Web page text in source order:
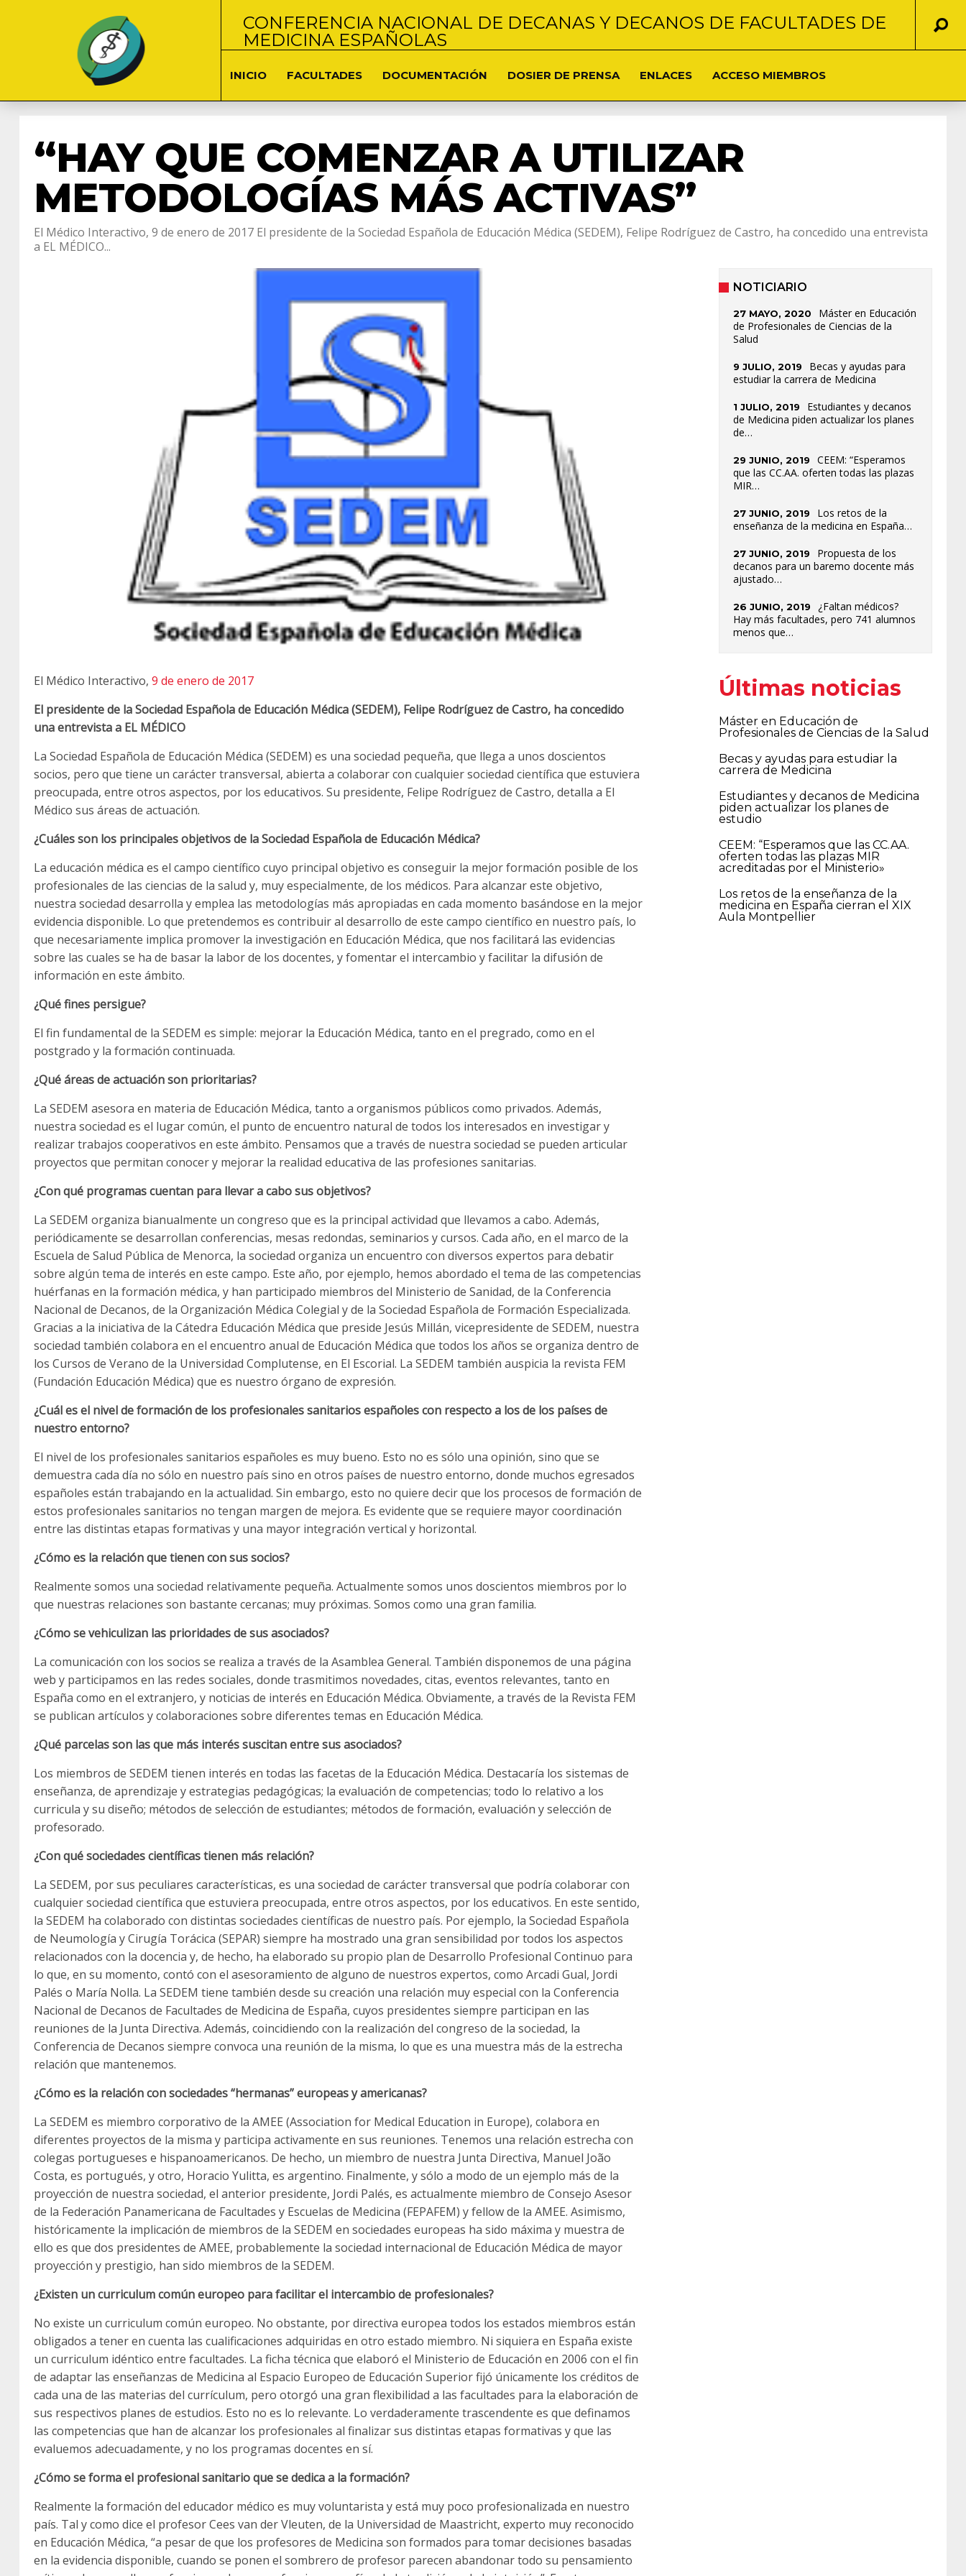
CONFERENCIA NACIONAL DE DECANAS Y DECANOS DE FACULTADES DE
MEDICINA ESPAÑOLAS
INICIO FACULTADES DOCUMENTACIÓN DOSIER DE PRENSA ENLACES ACCESO MIEMBROS
“HAY QUE COMENZAR A UTILIZAR
METODOLOGÍAS MÁS ACTIVAS”
El Médico Interactivo, 9 de enero de 2017 El presidente de la Sociedad Española de Educación Médica (SEDEM), Felipe Rodríguez de Castro, ha concedido una entrevista
a EL MÉDICO...
El Médico Interactivo, 9 de enero de 2017
El presidente de la Sociedad Española de Educación Médica (SEDEM), Felipe Rodríguez de Castro, ha concedido
una entrevista a EL MÉDICO
La Sociedad Española de Educación Médica (SEDEM) es una sociedad pequeña, que llega a unos doscientos
socios, pero que tiene un carácter transversal, abierta a colaborar con cualquier sociedad científica que estuviera
preocupada, entre otros aspectos, por los educativos. Su presidente, Felipe Rodríguez de Castro, detalla a El
Médico sus áreas de actuación.
¿Cuáles son los principales objetivos de la Sociedad Española de Educación Médica?
La educación médica es el campo científico cuyo principal objetivo es conseguir la mejor formación posible de los
profesionales de las ciencias de la salud y, muy especialmente, de los médicos. Para alcanzar este objetivo,
nuestra sociedad desarrolla y emplea las metodologías más apropiadas en cada momento basándose en la mejor
evidencia disponible. Lo que pretendemos es contribuir al desarrollo de este campo científico en nuestro país, lo
que necesariamente implica promover la investigación en Educación Médica, que nos facilitará las evidencias
sobre las cuales se ha de basar la labor de los docentes, y fomentar el intercambio y facilitar la difusión de
información en este ámbito.
¿Qué fines persigue?
El fin fundamental de la SEDEM es simple: mejorar la Educación Médica, tanto en el pregrado, como en el
postgrado y la formación continuada.
¿Qué áreas de actuación son prioritarias?
La SEDEM asesora en materia de Educación Médica, tanto a organismos públicos como privados. Además,
nuestra sociedad es el lugar común, el punto de encuentro natural de todos los interesados en investigar y
realizar trabajos cooperativos en este ámbito. Pensamos que a través de nuestra sociedad se pueden articular
proyectos que permitan conocer y mejorar la realidad educativa de las profesiones sanitarias.
¿Con qué programas cuentan para llevar a cabo sus objetivos?
La SEDEM organiza bianualmente un congreso que es la principal actividad que llevamos a cabo. Además,
periódicamente se desarrollan conferencias, mesas redondas, seminarios y cursos. Cada año, en el marco de la
Escuela de Salud Pública de Menorca, la sociedad organiza un encuentro con diversos expertos para debatir
sobre algún tema de interés en este campo. Este año, por ejemplo, hemos abordado el tema de las competencias
huérfanas en la formación médica, y han participado miembros del Ministerio de Sanidad, de la Conferencia
Nacional de Decanos, de la Organización Médica Colegial y de la Sociedad Española de Formación Especializada.
Gracias a la iniciativa de la Cátedra Educación Médica que preside Jesús Millán, vicepresidente de SEDEM, nuestra
sociedad también colabora en el encuentro anual de Educación Médica que todos los años se organiza dentro de
los Cursos de Verano de la Universidad Complutense, en El Escorial. La SEDEM también auspicia la revista FEM
(Fundación Educación Médica) que es nuestro órgano de expresión.
¿Cuál es el nivel de formación de los profesionales sanitarios españoles con respecto a los de los países de
nuestro entorno?
El nivel de los profesionales sanitarios españoles es muy bueno. Esto no es sólo una opinión, sino que se
demuestra cada día no sólo en nuestro país sino en otros países de nuestro entorno, donde muchos egresados
españoles están trabajando en la actualidad. Sin embargo, esto no quiere decir que los procesos de formación de
estos profesionales sanitarios no tengan margen de mejora. Es evidente que se requiere mayor coordinación
entre las distintas etapas formativas y una mayor integración vertical y horizontal.
¿Cómo es la relación que tienen con sus socios?
Realmente somos una sociedad relativamente pequeña. Actualmente somos unos doscientos miembros por lo
que nuestras relaciones son bastante cercanas; muy próximas. Somos como una gran familia.
¿Cómo se vehiculizan las prioridades de sus asociados?
La comunicación con los socios se realiza a través de la Asamblea General. También disponemos de una página
web y participamos en las redes sociales, donde trasmitimos novedades, citas, eventos relevantes, tanto en
España como en el extranjero, y noticias de interés en Educación Médica. Obviamente, a través de la Revista FEM
se publican artículos y colaboraciones sobre diferentes temas en Educación Médica.
¿Qué parcelas son las que más interés suscitan entre sus asociados?
Los miembros de SEDEM tienen interés en todas las facetas de la Educación Médica. Destacaría los sistemas de
enseñanza, de aprendizaje y estrategias pedagógicas; la evaluación de competencias; todo lo relativo a los
curricula y su diseño; métodos de selección de estudiantes; métodos de formación, evaluación y selección de
profesorado.
¿Con qué sociedades científicas tienen más relación?
La SEDEM, por sus peculiares características, es una sociedad de carácter transversal que podría colaborar con
cualquier sociedad científica que estuviera preocupada, entre otros aspectos, por los educativos. En este sentido,
la SEDEM ha colaborado con distintas sociedades científicas de nuestro país. Por ejemplo, la Sociedad Española
de Neumología y Cirugía Torácica (SEPAR) siempre ha mostrado una gran sensibilidad por todos los aspectos
relacionados con la docencia y, de hecho, ha elaborado su propio plan de Desarrollo Profesional Continuo para
lo que, en su momento, contó con el asesoramiento de alguno de nuestros expertos, como Arcadi Gual, Jordi
Palés o María Nolla. La SEDEM tiene también desde su creación una relación muy especial con la Conferencia
Nacional de Decanos de Facultades de Medicina de España, cuyos presidentes siempre participan en las
reuniones de la Junta Directiva. Además, coincidiendo con la realización del congreso de la sociedad, la
Conferencia de Decanos siempre convoca una reunión de la misma, lo que es una muestra más de la estrecha
relación que mantenemos.
¿Cómo es la relación con sociedades “hermanas” europeas y americanas?
La SEDEM es miembro corporativo de la AMEE (Association for Medical Education in Europe), colabora en
diferentes proyectos de la misma y participa activamente en sus reuniones. Tenemos una relación estrecha con
colegas portugueses e hispanoamericanos. De hecho, un miembro de nuestra Junta Directiva, Manuel João
Costa, es portugués, y otro, Horacio Yulitta, es argentino. Finalmente, y sólo a modo de un ejemplo más de la
proyección de nuestra sociedad, el anterior presidente, Jordi Palés, es actualmente miembro de Consejo Asesor
de la Federación Panamericana de Facultades y Escuelas de Medicina (FEPAFEM) y fellow de la AMEE. Asimismo,
históricamente la implicación de miembros de la SEDEM en sociedades europeas ha sido máxima y muestra de
ello es que dos presidentes de AMEE, probablemente la sociedad internacional de Educación Médica de mayor
proyección y prestigio, han sido miembros de la SEDEM.
¿Existen un curriculum común europeo para facilitar el intercambio de profesionales?
No existe un curriculum común europeo. No obstante, por directiva europea todos los estados miembros están
obligados a tener en cuenta las cualificaciones adquiridas en otro estado miembro. Ni siquiera en España existe
un curriculum idéntico entre facultades. La ficha técnica que elaboró el Ministerio de Educación en 2006 con el fin
de adaptar las enseñanzas de Medicina al Espacio Europeo de Educación Superior fijó únicamente los créditos de
cada una de las materias del currículum, pero otorgó una gran flexibilidad a las facultades para la elaboración de
sus respectivos planes de estudios. Esto no es lo relevante. Lo verdaderamente trascendente es que definamos
las competencias que han de alcanzar los profesionales al finalizar sus distintas etapas formativas y que las
evaluemos adecuadamente, y no los programas docentes en sí.
¿Cómo se forma el profesional sanitario que se dedica a la formación?
Realmente la formación del educador médico es muy voluntarista y está muy poco profesionalizada en nuestro
país. Tal y como dice el profesor Cees van der Vleuten, de la Universidad de Maastricht, experto muy reconocido
en Educación Médica, “a pesar de que los profesores de Medicina son formados para tomar decisiones basadas
en la evidencia disponible, cuando se ponen el sombrero de profesor parecen abandonar todo su pensamiento
NOTICIARIO
27 MAYO, 2020
Máster en Educación
de Profesionales de Ciencias de la
Salud
9 JULIO, 2019
Becas y ayudas para
estudiar la carrera de Medicina
1 JULIO, 2019
Estudiantes y decanos
de Medicina piden actualizar los planes
de…
29 JUNIO, 2019
CEEM: “Esperamos
que las CC.AA. oferten todas las plazas
MIR…
27 JUNIO, 2019
Los retos de la
enseñanza de la medicina en España…
27 JUNIO, 2019
Propuesta de los
decanos para un baremo docente más
ajustado…
26 JUNIO, 2019
¿Faltan médicos?
Hay más facultades, pero 741 alumnos
menos que…
Últimas noticias
Máster en Educación de
Profesionales de Ciencias de la Salud
Becas y ayudas para estudiar la
carrera de Medicina
Estudiantes y decanos de Medicina
piden actualizar los planes de
estudio
CEEM: “Esperamos que las CC.AA.
oferten todas las plazas MIR
acreditadas por el Ministerio»
Los retos de la enseñanza de la
medicina en España cierran el XIX
Aula Montpellier